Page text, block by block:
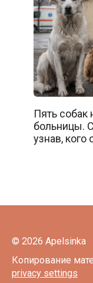
Пять
больницы.
узнав, кого
© 2026 Apelsinka
Копирование
privacy settings